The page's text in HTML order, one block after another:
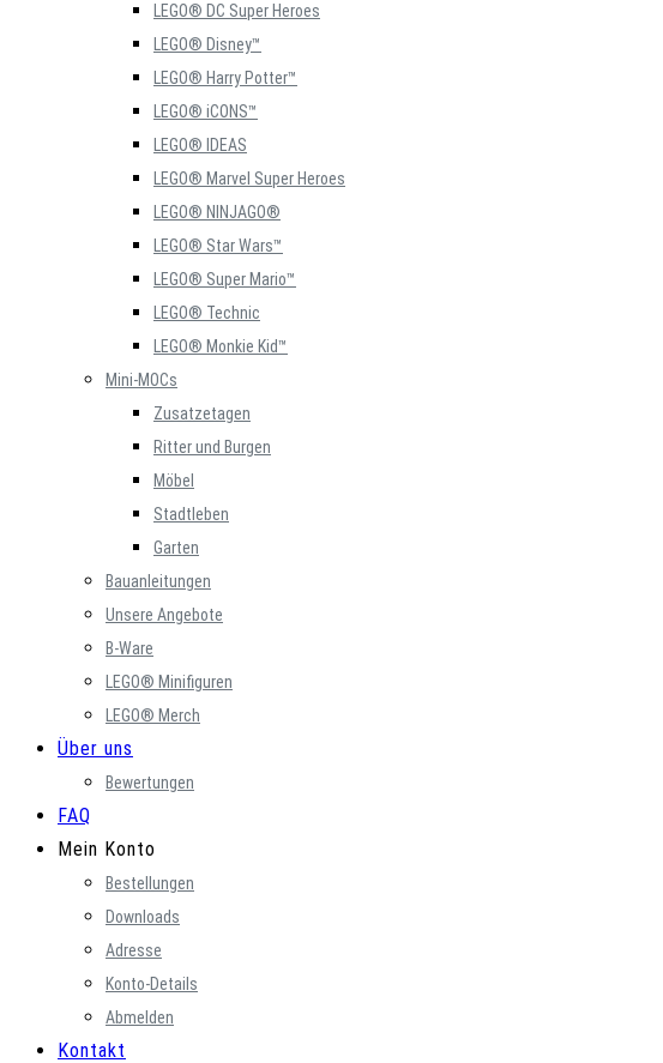
LEGO® DC Super Heroes
LEGO® Disney™
LEGO® Harry Potter™
LEGO® iCONS™
LEGO® IDEAS
LEGO® Marvel Super Heroes
LEGO® NINJAGO®
LEGO® Star Wars™
LEGO® Super Mario™
LEGO® Technic
LEGO® Monkie Kid™
Mini-MOCs
Zusatzetagen
Ritter und Burgen
Möbel
Stadtleben
Garten
Bauanleitungen
Unsere Angebote
B-Ware
LEGO® Minifiguren
LEGO® Merch
Über uns
Bewertungen
FAQ
Mein Konto
Bestellungen
Downloads
Adresse
Konto-Details
Abmelden
Kontakt